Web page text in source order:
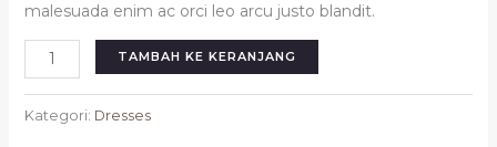
malesuada enim ac orci leo arcu justo blandit.
TAMBAH KE KERANJANG
Kategori: Dresses